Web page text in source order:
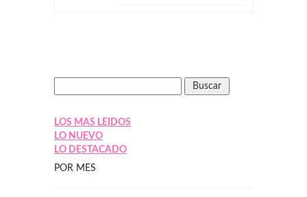
LOS MAS LEIDOS
LO NUEVO
LO DESTACADO
POR MES